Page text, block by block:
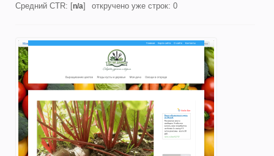
Средний CTR: [n/a] откручено уже строк: 0